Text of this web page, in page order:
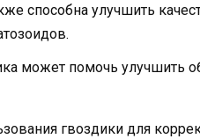
способна улучшить
может помочь улучшить
гвоздики для